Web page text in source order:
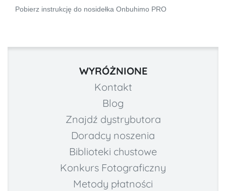
Pobierz instrukcję do nosidełka Onbuhimo PRO
WYRÓŻNIONE
Kontakt
Blog
Znajdź dystrybutora
Doradcy noszenia
Biblioteki chustowe
Konkurs Fotograficzny
Metody płatności